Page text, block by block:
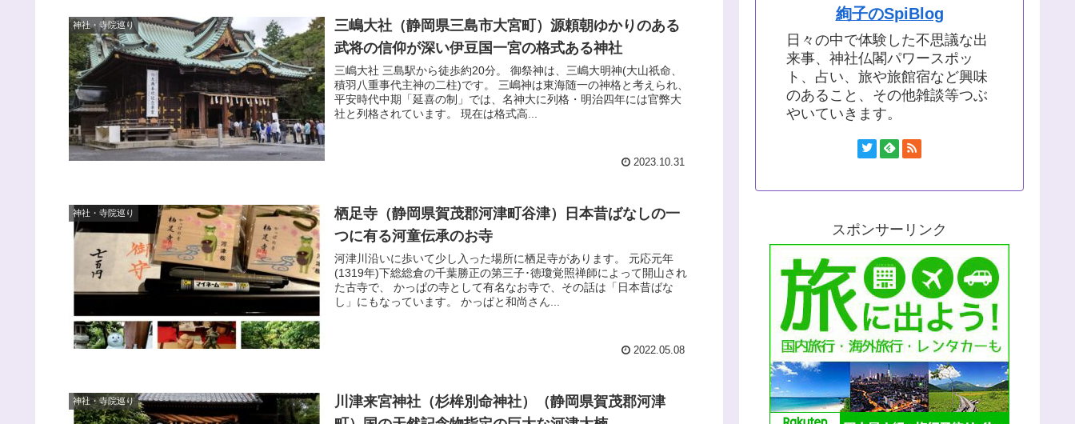
神社・寺院巡り
三嶋大社（静岡県三島市大宮町）源頼朝ゆかりのある
武将の信仰が深い伊豆国一宮の格式ある神社
三嶋大社 三島駅から徒歩約20分。 御祭神は、三嶋大明神(大山祇命、
積羽八重事代主神の二柱)です。 三嶋神は東海随一の神格と考えられ、
平安時代中期「延喜の制」では、名神大に列格・明治四年には官弊大
社と列格されています。 現在は格式高...
2023.10.31
神社・寺院巡り
栖足寺（静岡県賀茂郡河津町谷津）日本昔ばなしの一
つに有る河童伝承のお寺
河津川沿いに歩いて少し入った場所に栖足寺があります。 元応元年
(1319年)下総総倉の千葉勝正の第三子･徳瓊覚照禅師によって開山され
た古寺で、 かっぱの寺として有名なお寺で、その話は「日本昔ばな
し」にもなっています。 かっぱと和尚さん...
2022.05.08
神社・寺院巡り
川津来宮神社（杉桙別命神社）（静岡県賀茂郡河津
絢子のSpiBlog
日々の中で体験した不思議な出
来事、神社仏閣パワースポッ
ト、占い、旅や旅館宿など興味
のあること、その他雑談等つぶ
やいていきます。
スポンサーリンク